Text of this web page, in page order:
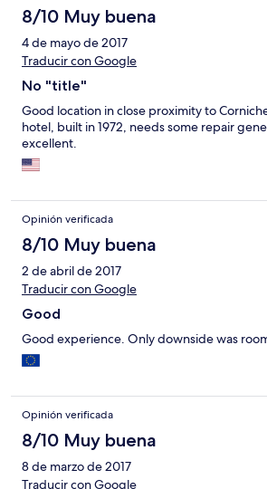
8/10 Muy buena
4 de mayo de 2017
Traducir con Google
No "title"
Good location in close proximity to
hotel, built in 1972, needs some repair
excellent.
Opinión verificada
8/10 Muy buena
2 de abril de 2017
Traducir con Google
Good
Good experience. Only downside was
Opinión verificada
8/10 Muy buena
8 de marzo de 2017
Traducir con Google